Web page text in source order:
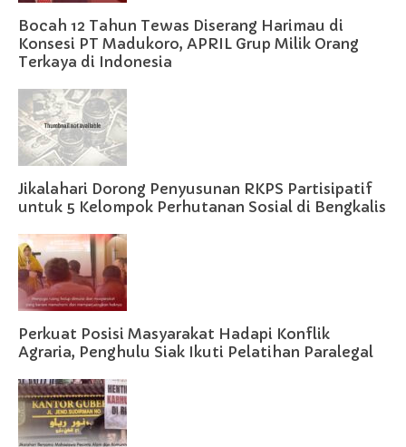
Bocah 12 Tahun Tewas Diserang Harimau di
Konsesi PT Madukoro, APRIL Grup Milik Orang
Terkaya di Indonesia
Jikalahari Dorong Penyusunan RKPS Partisipatif
untuk 5 Kelompok Perhutanan Sosial di Bengkalis
Perkuat Posisi Masyarakat Hadapi Konflik
Agraria, Penghulu Siak Ikuti Pelatihan Paralegal